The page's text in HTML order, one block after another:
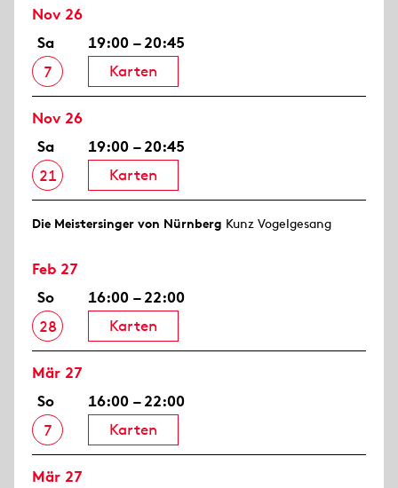
Nov 26
Sa
7
19:00 – 20:45
Karten
Nov 26
Sa
21
19:00 – 20:45
Karten
Die Meistersinger von Nürnberg Kunz Vogelgesang
Feb 27
So
28
16:00 – 22:00
Karten
Mär 27
So
7
16:00 – 22:00
Karten
Mär 27